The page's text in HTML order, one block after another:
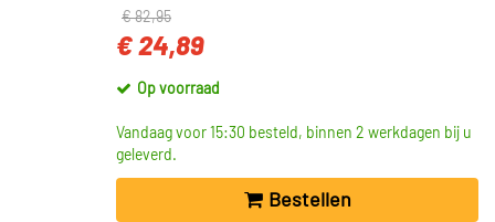
€ 82,95
€ 24,89
Op voorraad
Vandaag voor 15:30 besteld, binnen 2 werkdagen bij u
geleverd.
Bestellen